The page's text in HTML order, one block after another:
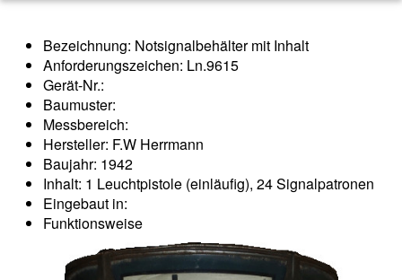
Bezeichnung: Notsignalbehälter mit Inhalt
Anforderungszeichen: Ln.9615
Gerät-Nr.:
Baumuster:
Messbereich:
Hersteller: F.W Herrmann
Baujahr: 1942
Inhalt: 1 Leuchtpistole (einläufig), 24 Signalpatronen
Eingebaut in:
Funktionsweise